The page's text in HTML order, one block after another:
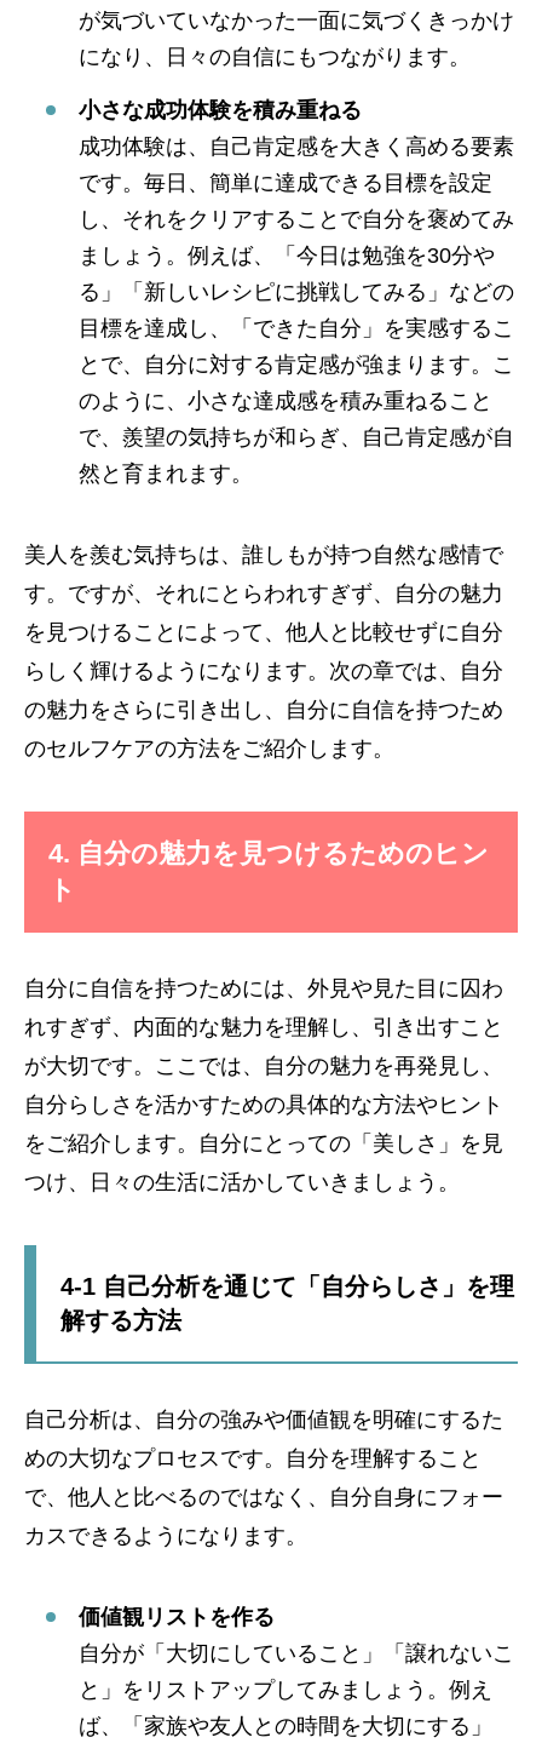
が気づいていなかった一面に気づくきっかけ
になり、日々の自信にもつながります。
小さな成功体験を積み重ねる
成功体験は、自己肯定感を大きく高める要素
です。毎日、簡単に達成できる目標を設定
し、それをクリアすることで自分を褒めてみ
ましょう。例えば、「今日は勉強を30分や
る」「新しいレシピに挑戦してみる」などの
目標を達成し、「できた自分」を実感するこ
とで、自分に対する肯定感が強まります。こ
のように、小さな達成感を積み重ねること
で、羨望の気持ちが和らぎ、自己肯定感が自
然と育まれます。
美人を羨む気持ちは、誰しもが持つ自然な感情で
す。ですが、それにとらわれすぎず、自分の魅力
を見つけることによって、他人と比較せずに自分
らしく輝けるようになります。次の章では、自分
の魅力をさらに引き出し、自分に自信を持つため
のセルフケアの方法をご紹介します。
4. 自分の魅力を見つけるためのヒン
ト
自分に自信を持つためには、外見や見た目に囚わ
れすぎず、内面的な魅力を理解し、引き出すこと
が大切です。ここでは、自分の魅力を再発見し、
自分らしさを活かすための具体的な方法やヒント
をご紹介します。自分にとっての「美しさ」を見
つけ、日々の生活に活かしていきましょう。
4-1 自己分析を通じて「自分らしさ」を理
解する方法
自己分析は、自分の強みや価値観を明確にするた
めの大切なプロセスです。自分を理解すること
で、他人と比べるのではなく、自分自身にフォー
カスできるようになります。
価値観リストを作る
自分が「大切にしていること」「譲れないこ
と」をリストアップしてみましょう。例え
ば、「家族や友人との時間を大切にする」